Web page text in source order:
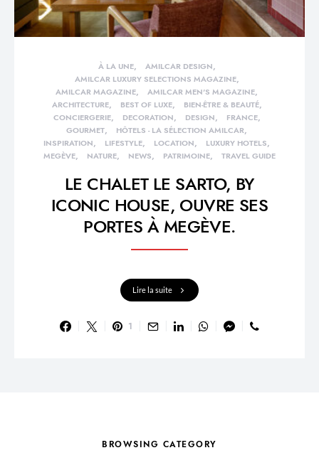
À LA UNE
AMILCAR DESIGN
AMILCAR LUXURY SELECTIONS MAGAZINE
AMILCAR MAGAZINE
AMILCAR MEN'S MAGAZINE
ARCHITECTURE
BEST OF LUXE
BIEN-ÊTRE & BEAUTÉ
CONCIERGERIE
DECORATION DESIGN
FRANCE
GOURMET
HÔTELS - LA SÉLECTION AMILCAR
INSPIRATION
LIFESTYLE LOCATION
LUXURY HOTELS
MEGÈVE
NATURE NEWS PATRIMOINE TRAVEL GUIDE
LE CHALET LE SARTO, BY
ICONIC HOUSE, OUVRE SES
PORTES À MEGÈVE.
Lire la suite
1
BROWSING CATEGORY